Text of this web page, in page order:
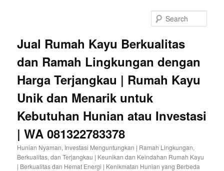
Jual Rumah Kayu Berkualitas
dan Ramah Lingkungan dengan
Harga Terjangkau | Rumah Kayu
Unik dan Menarik untuk
Kebutuhan Hunian atau Investasi
| WA 081322783378
Hunian Nyaman, Investasi Menguntungkan | Ramah Lingkungan,
Berkualitas, dan Terjangkau | Keunikan dan Keindahan Rumah Kayu
| Berkualitas dan Hemat Energi | Kenikmatan Hunian yang Berbeda